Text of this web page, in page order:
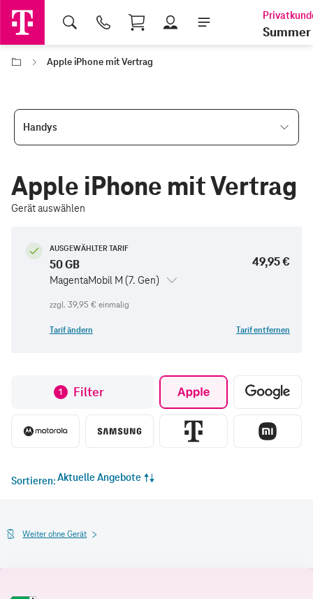
Shopping Cart
Summer
Apple iPhone mit Vertrag
Handys
Apple iPhone mit Vertrag
Gerät auswählen
AUSGEWÄHLTER TARIF
50 GB
MagentaMobil M (7. Gen)
49,95 €
zzgl. 39,95 € einmalig
Tarif ändern Tarif entfernen
1 Filter
Sortieren Aktuelle Angebote
Weiter ohne Gerät